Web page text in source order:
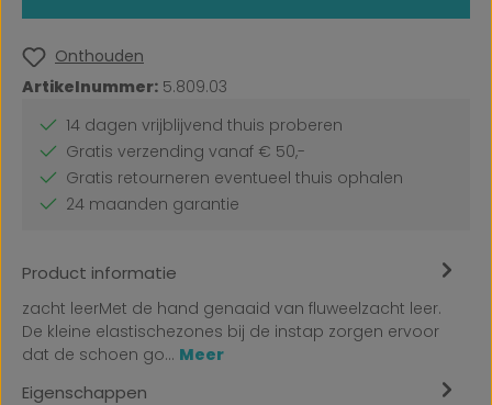
Onthouden
Artikelnummer: 5.809.03
14 dagen vrijblijvend thuis proberen
Gratis verzending vanaf € 50,-
Gratis retourneren eventueel thuis ophalen
24 maanden garantie
Product informatie
zacht leerMet de hand genaaid van fluweelzacht leer.
De kleine elastischezones bij de instap zorgen ervoor
dat de schoen go… Meer
Eigenschappen